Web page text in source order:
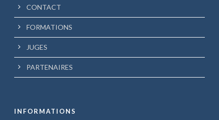
CONTACT
FORMATIONS
JUGES
PARTENAIRES
INFORMATIONS